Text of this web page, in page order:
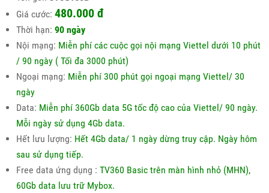
Giá cước: 480.000 đ
Thời hạn: 90 ngày
Nội mạng: Miễn phí các cuộc gọi nội mạng Viettel dưới 10 phút
/ 90 ngày ( Tối đa 3000 phút)
Ngoại mạng: Miễn phí 300 phút gọi ngoại mạng Viettel/ 30
ngày
Data: Miễn phí 360Gb data 5G tốc độ cao của Viettel/ 90 ngày.
Mỗi ngày sử dụng 4Gb data.
Hết lưu lượng: Hết 4Gb data/ 1 ngày dừng truy cập. Ngày hôm
sau sử dụng tiếp.
Free data ứng dụng : TV360 Basic trên màn hình nhỏ (MHN),
60Gb data lưu trữ Mybox.